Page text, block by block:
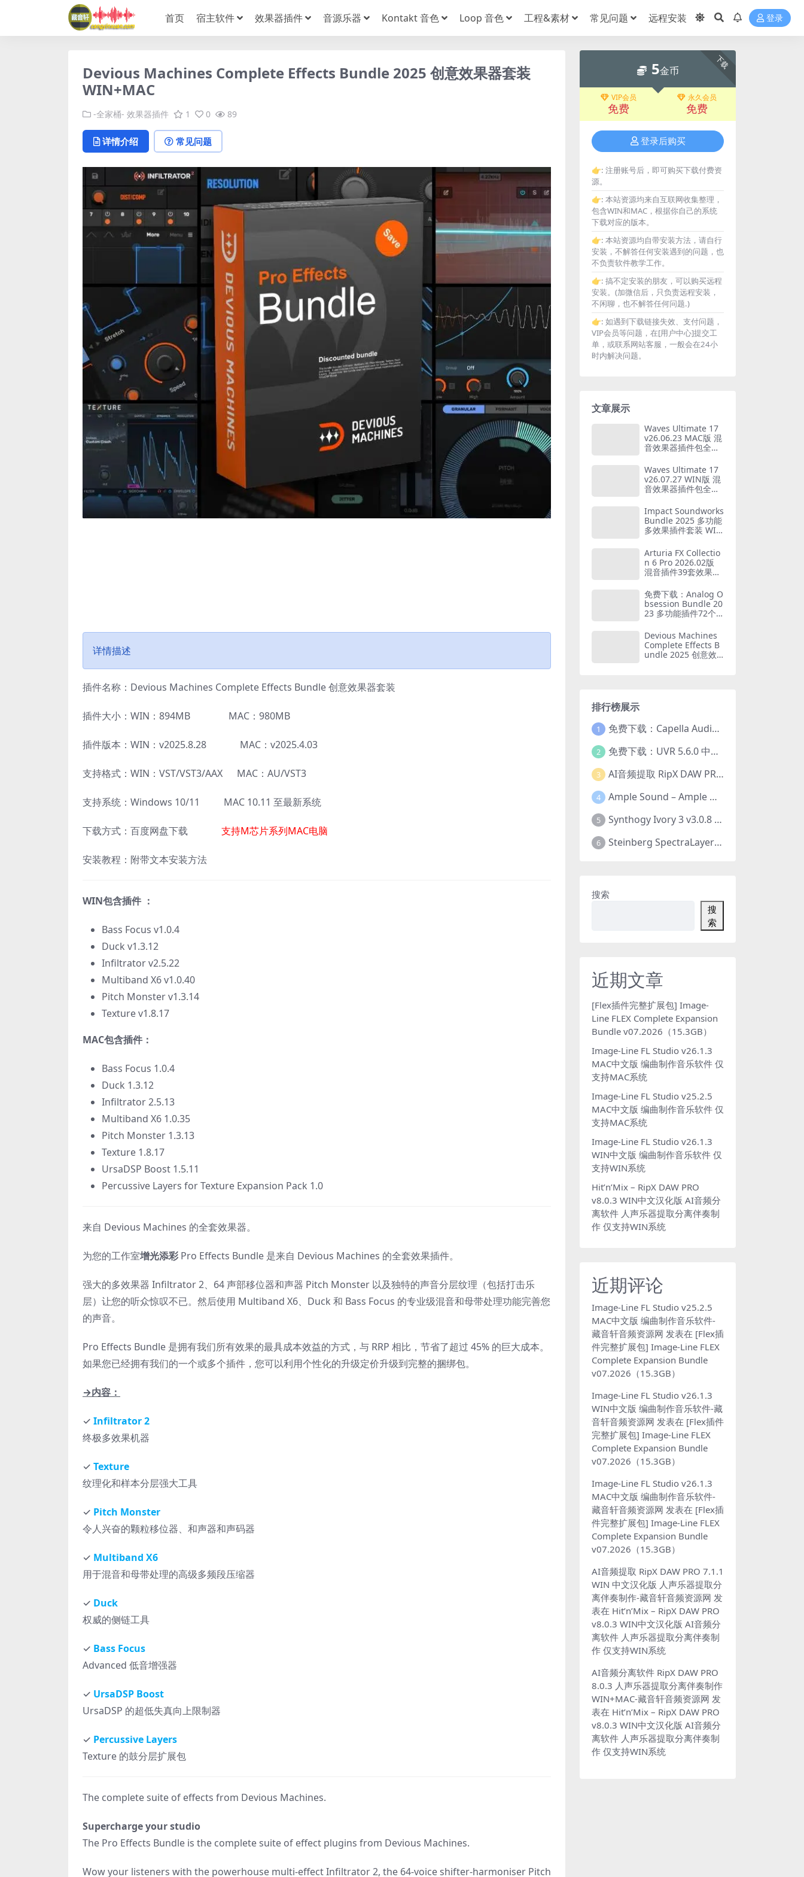
首页 宿主软件 效果器插件 音源乐器 Kontakt 音色 Loop 音色 工程&素材 常见问题 远程安装 登录
Devious Machines Complete Effects Bundle 2025 创意效果器套装
WIN+MAC
-全家桶- 效果器插件 1 0 89
详情介绍 常见问题
详情描述
插件名称：Devious Machines Complete Effects Bundle 创意效果器套装
插件大小：WIN：894MB MAC：980MB
插件版本：WIN：v2025.8.28 MAC：v2025.4.03
支持格式：WIN：VST/VST3/AAX MAC：AU/VST3
支持系统：Windows 10/11 MAC 10.11 至最新系统
下载方式：百度网盘下载 支持M芯片系列MAC电脑
安装教程：附带文本安装方法
WIN包含插件 ：
Bass Focus v1.0.4
Duck v1.3.12
Infiltrator v2.5.22
Multiband X6 v1.0.40
Pitch Monster v1.3.14
Texture v1.8.17
MAC包含插件：
Bass Focus 1.0.4
Duck 1.3.12
Infiltrator 2.5.13
Multiband X6 1.0.35
Pitch Monster 1.3.13
Texture 1.8.17
UrsaDSP Boost 1.5.11
Percussive Layers for Texture Expansion Pack 1.0
来自 Devious Machines 的全套效果器。
为您的工作室增光添彩 Pro Effects Bundle 是来自 Devious Machines 的全套效果插件。
强大的多效果器 Infiltrator 2、64 声部移位器和声器 Pitch Monster 以及独特的声音分层纹理（包括打击乐
层）让您的听众惊叹不已。然后使用 Multiband X6、Duck 和 Bass Focus 的专业级混音和母带处理功能完善您
的声音。
Pro Effects Bundle 是拥有我们所有效果的最具成本效益的方式，与 RRP 相比，节省了超过 45% 的巨大成本。
如果您已经拥有我们的一个或多个插件，您可以利用个性化的升级定价升级到完整的捆绑包。
→内容：
✓ Infiltrator 2
终极多效果机器
✓ Texture
纹理化和样本分层强大工具
✓ Pitch Monster
令人兴奋的颗粒移位器、和声器和声码器
✓ Multiband X6
用于混音和母带处理的高级多频段压缩器
✓ Duck
权威的侧链工具
✓ Bass Focus
Advanced 低音增强器
✓ UrsaDSP Boost
UrsaDSP 的超低失真向上限制器
✓ Percussive Layers
Texture 的鼓分层扩展包
The complete suite of effects from Devious Machines.
Supercharge your studio
The Pro Effects Bundle is the complete suite of effect plugins from Devious Machines.
Wow your listeners with the powerhouse multi-effect Infiltrator 2, the 64-voice shifter-harmoniser Pitch
下载
5金币
VIP会员
免费
永久会员
免费
登录后购买
👉: 注册账号后，即可购买下载付费资
源。
👉: 本站资源均来自互联网收集整理，
包含WIN和MAC，根据你自己的系统
下载对应的版本。
👉: 本站资源均自带安装方法，请自行
安装，不解答任何安装遇到的问题，也
不负责软件教学工作。
👉: 搞不定安装的朋友，可以购买远程
安装。(加微信后，只负责远程安装，
不闲聊，也不解答任何问题.)
👉: 如遇到下载链接失效、支付问题，
VIP会员等问题，在[用户中心]提交工
单，或联系网站客服，一般会在24小
时内解决问题。
文章展示
Waves Ultimate 17
v26.06.23 MAC版 混
音效果器插件包全套
Waves Ultimate 17
v26.07.27 WIN版 混
音效果器插件包全套
Impact Soundworks
Bundle 2025 多功能
多效果插件套装 WIN
Arturia FX Collectio
n 6 Pro 2026.02版
混音插件39套效果器
免费下载：Analog O
bsession Bundle 20
23 多功能插件72个
C
Devious Machines
Complete Effects B
undle 2025 创意效
排行榜展示
1 免费下载：Capella Audio2score Pro v5.0 AI音频转乐谱扒谱软件 WIN+MAC
2 免费下载：UVR 5.6.0 中文版 最强AI人声伴奏分离工具+22GB完整扩展模型包 Ultimate Vocal Remover v5.6.0
3 AI音频提取 RipX DAW PRO 7.1.1 WIN 中文汉化版 人声乐器提取分离伴奏制作 仅支持WIN系统
4 Ample Sound – Ample Guitar & Bass v4.0.1版 吉他贝司 全新四代 全套26把 支持WIN+MAC
5 Synthogy Ivory 3 v3.0.8 WIN版 极品象牙钢琴3 音源插件 含音色库扩展 仅支持WIN系统
6 Steinberg SpectraLayers Pro v12.0.40 光谱层12 官方中文版 人声乐器提取软件 WIN+MAC
搜索
搜
索
近期文章
[Flex插件完整扩展包] Image-
Line FLEX Complete Expansion
Bundle v07.2026（15.3GB）
Image-Line FL Studio v26.1.3
MAC中文版 编曲制作音乐软件 仅
支持MAC系统
Image-Line FL Studio v25.2.5
MAC中文版 编曲制作音乐软件 仅
支持MAC系统
Image-Line FL Studio v26.1.3
WIN中文版 编曲制作音乐软件 仅
支持WIN系统
Hit’n’Mix – RipX DAW PRO
v8.0.3 WIN中文汉化版 AI音频分
离软件 人声乐器提取分离伴奏制
作 仅支持WIN系统
近期评论
Image-Line FL Studio v25.2.5
MAC中文版 编曲制作音乐软件-
藏音轩音频资源网 发表在 [Flex插
件完整扩展包] Image-Line FLEX
Complete Expansion Bundle
v07.2026（15.3GB）
Image-Line FL Studio v26.1.3
WIN中文版 编曲制作音乐软件-藏
音轩音频资源网 发表在 [Flex插件
完整扩展包] Image-Line FLEX
Complete Expansion Bundle
v07.2026（15.3GB）
Image-Line FL Studio v26.1.3
MAC中文版 编曲制作音乐软件-
藏音轩音频资源网 发表在 [Flex插
件完整扩展包] Image-Line FLEX
Complete Expansion Bundle
v07.2026（15.3GB）
AI音频提取 RipX DAW PRO 7.1.1
WIN 中文汉化版 人声乐器提取分
离伴奏制作-藏音轩音频资源网 发
表在 Hit’n’Mix – RipX DAW PRO
v8.0.3 WIN中文汉化版 AI音频分
离软件 人声乐器提取分离伴奏制
作 仅支持WIN系统
AI音频分离软件 RipX DAW PRO
8.0.3 人声乐器提取分离伴奏制作
WIN+MAC-藏音轩音频资源网 发
表在 Hit’n’Mix – RipX DAW PRO
v8.0.3 WIN中文汉化版 AI音频分
离软件 人声乐器提取分离伴奏制
作 仅支持WIN系统